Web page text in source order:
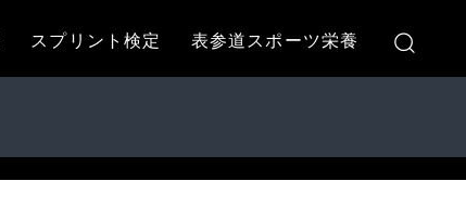
スプリント検定 表参道スポーツ栄養